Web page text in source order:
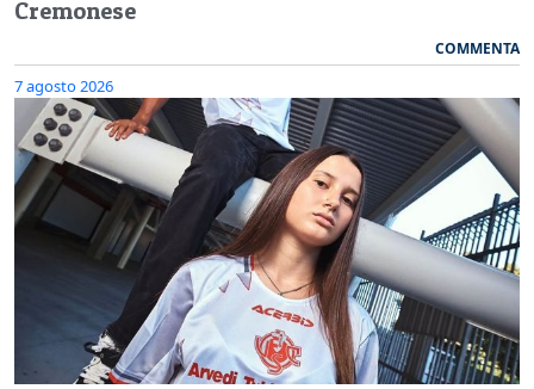
Cremonese
COMMENTA
7 agosto 2026